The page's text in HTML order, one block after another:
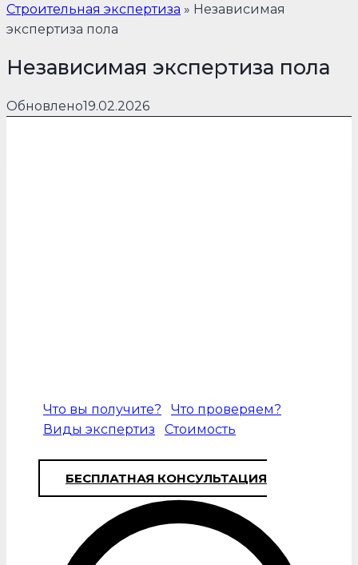
Строительная экспертиза » Независимая
экспертиза пола
Независимая экспертиза пола
Обновлено19.02.2026
Что вы получите?
Что проверяем?
Виды экспертиз
Стоимость
БЕСПЛАТНАЯ КОНСУЛЬТАЦИЯ